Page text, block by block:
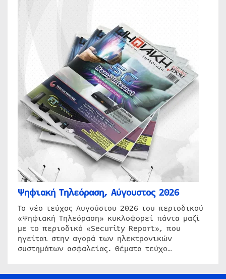
Ψηφιακή Τηλεόραση, Αύγουστος 2026
Το νέο τεύχος Αυγούστου 2026 του περιοδικού
«Ψηφιακή Τηλεόραση» κυκλοφορεί πάντα μαζί
με το περιοδικό «Security Report», που
ηγείται στην αγορά των ηλεκτρονικών
συστημάτων ασφαλείας. Θέματα τεύχο…